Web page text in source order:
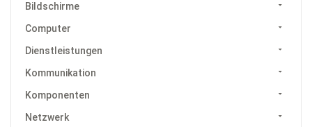
Bildschirme
Computer
Dienstleistungen
Kommunikation
Komponenten
Netzwerk